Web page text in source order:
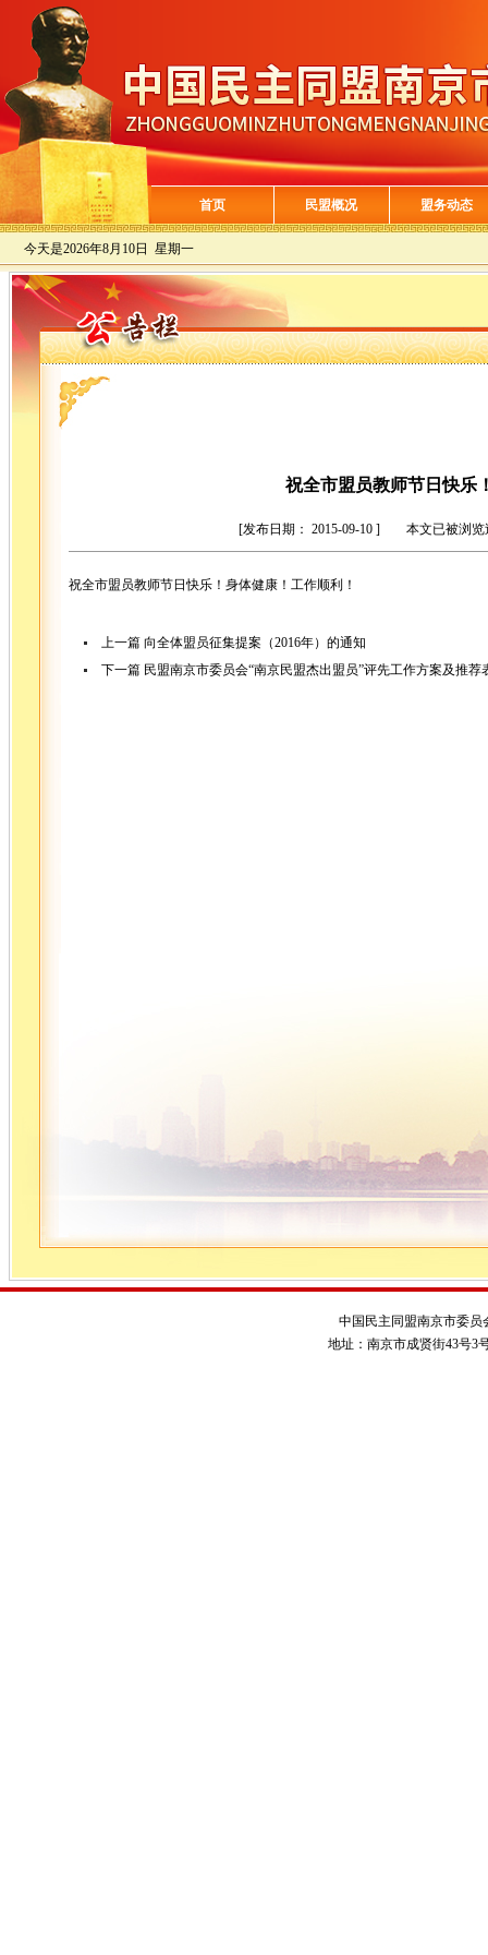
首页 民盟概况 盟务动态
今天是2026年8月10日 星期一
祝全市盟员教师节日快乐
[发布日期： 2015-09-10 ] 本文已被浏
祝全市盟员教师节日快乐！身体健康！工作顺利！
上一篇 向全体盟员征集提案（2016年）的通知
下一篇 民盟南京市委员会“南京民盟杰出盟员”评先工作方案及推荐
中国民主同盟南京市委员
地址：南京市成贤街43号3